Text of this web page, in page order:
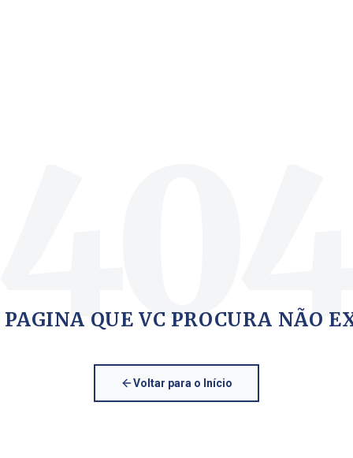
PAGINA QUE VC PROCURA NÃO
Voltar para o Início